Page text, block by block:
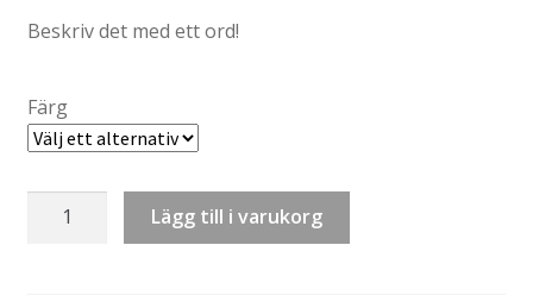
Beskriv det med ett ord!
Färg
Tygväska:
Lägg till i varukorg